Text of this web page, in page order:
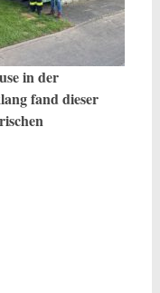
in der
fand dieser